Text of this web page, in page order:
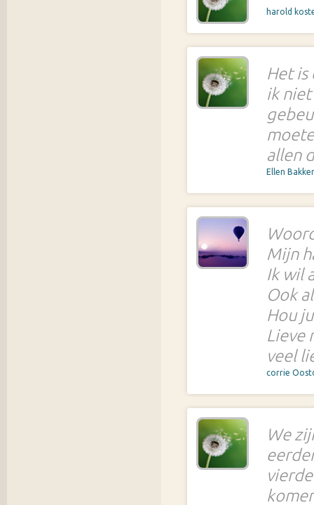
harold
Het is
ik
allen
Ellen
Mijn
Ik wil
Ook
Hou
Lieve
veel
corrie
We